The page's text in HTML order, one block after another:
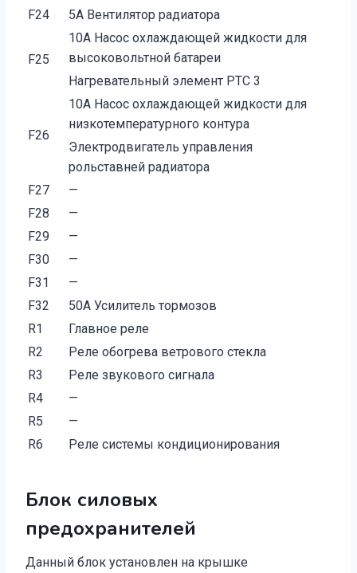
F24
5A Вентилятор радиатора
F25
10A Насос охлаждающей жидкости для
высоковольтной батареи
Нагревательный элемент PTC 3
F26
10A Насос охлаждающей жидкости для
низкотемпературного контура
Электродвигатель управления
рольставней радиатора
F27
—
F28
—
F29
—
F30
—
F31
—
F32
50A Усилитель тормозов
R1
Главное реле
R2
Реле обогрева ветрового стекла
R3
Реле звукового сигнала
R4
—
R5
—
R6
Реле системы кондиционирования
Блок силовых
предохранителей
Данный блок установлен на крышке